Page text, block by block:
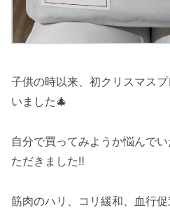
子供の時以来、初クリスマス
いました🎄
自分で買ってみようか悩んで
ただきました‼️
筋肉のハリ、コリ緩和、血行促